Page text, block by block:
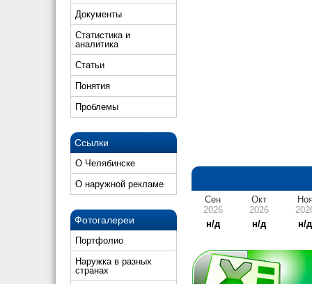
Документы
Статистика и
аналитика
Статьи
Понятия
Проблемы
Ссылки
О Челябинске
О наружной рекламе
Фотогалереи
Портфолио
Наружка в разных
странах
Сен
2026
н/д
Окт
2026
н/д
н/д